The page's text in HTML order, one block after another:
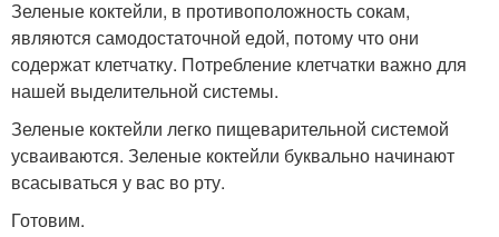
Зеленые коктейли, в противоположность сокам,
являются самодостаточной едой, потому что они
содержат клетчатку. Потребление клетчатки важно для
нашей выделительной системы.
Зеленые коктейли легко пищеварительной системой
усваиваются. Зеленые коктейли буквально начинают
всасываться у вас во рту.
Готовим.